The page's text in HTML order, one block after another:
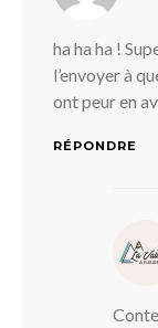
ha ha ha !
l’envoyer à
ont peur en
RÉPONDRE